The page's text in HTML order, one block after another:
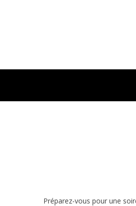
Préparez-vous pour une